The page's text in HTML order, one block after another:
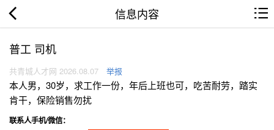
信息内容
普工 司机
共青城人才网 2026.08.07 举报
本人男，30岁，求工作一份，年后上班也可，吃苦耐劳，踏实
肯干，保险销售勿扰
联系人手机/微信：